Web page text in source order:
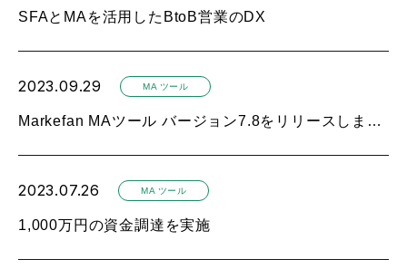
SFAとMAを活用したBtoB営業のDX
2023.09.29 MA ツール
Markefan MAツール バージョン7.8をリリースしました。
2023.07.26 MA ツール
1,000万円の資金調達を実施